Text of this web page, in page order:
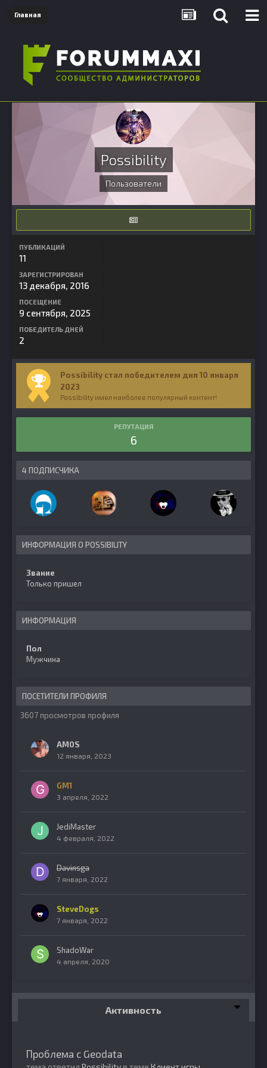
Главная
Possibility
Пользователи
ПУБЛИКАЦИЙ
11
ЗАРЕГИСТРИРОВАН
13 декабря, 2016
ПОСЕЩЕНИЕ
9 сентября, 2025
ПОБЕДИТЕЛЬ ДНЕЙ
2
Possibility стал победителем дня 10 января
2023
Possibility имел наиболее популярный контент!
РЕПУТАЦИЯ
6
4 ПОДПИСЧИКА
ИНФОРМАЦИЯ О POSSIBILITY
Звание
Только пришел
ИНФОРМАЦИЯ
Пол
Мужчина
ПОСЕТИТЕЛИ ПРОФИЛЯ
3607 просмотров профиля
AM0S
12 января, 2023
GM1
3 апреля, 2022
JediMaster
4 февраля, 2022
Davinsga
7 января, 2022
SteveDogs
7 января, 2022
ShadoWar
4 апреля, 2020
Активность
Проблема с Geodata